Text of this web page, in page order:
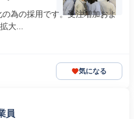
為の採用です。受注増加およ
大...
気になる
員